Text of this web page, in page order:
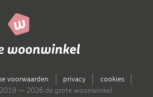
voorwaarden privacy
cookies
— 2026 de grote woonwinkel